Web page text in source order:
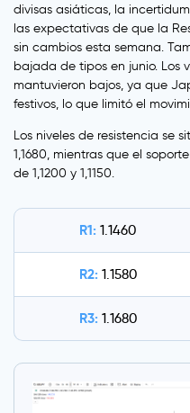
divisas asiáticas, la
las expectativas de que la
sin cambios esta semana.
bajada de tipos en junio. Los
mantuvieron bajos, ya que
festivos, lo que limitó el
Los niveles de resistencia se
1,1680, mientras que el
de 1,1200 y 1,1150.
R1: 1.1460
R2: 1.1580
R3: 1.1680